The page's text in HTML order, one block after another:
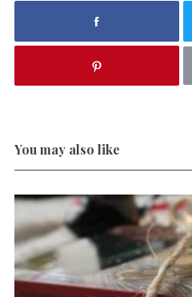
You may also like